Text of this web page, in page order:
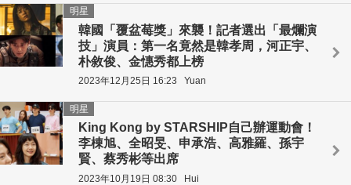
韓國「覆盆莓獎」來襲！記者選出「最爛演
技」演員：第一名竟然是韓孝周，河正宇、
朴敘俊、金憓秀都上榜
明星
2023年12月25日 16:23 Yuan
King Kong by STARSHIP自己辦運動會！
李棟旭、全昭旻、申承浩、高雅羅、孫宇
賢、蔡秀彬等出席
明星
2023年10月19日 08:30 Hui